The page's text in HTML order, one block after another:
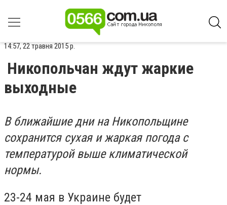
14:57, 22 травня 2015 р.
Никопольчан ждут жаркие
выходные
В ближайшие дни на Никопольщине
сохранится сухая и жаркая погода с
температурой выше климатической
нормы.
23-24 мая в Украине будет